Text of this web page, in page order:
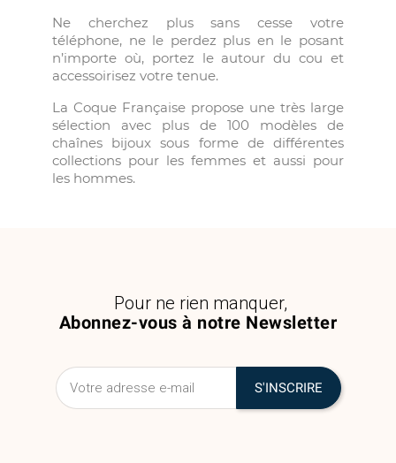
Ne cherchez plus sans cesse votre
téléphone, ne le perdez plus en le posant
n’importe où, portez le autour du cou et
accessoirisez votre tenue.
La Coque Française propose une très large
sélection avec plus de 100 modèles de
chaînes bijoux sous forme de différentes
collections pour les femmes et aussi pour
les hommes.
Abonnez-vous à notre Newsletter
Pour ne rien manquer,